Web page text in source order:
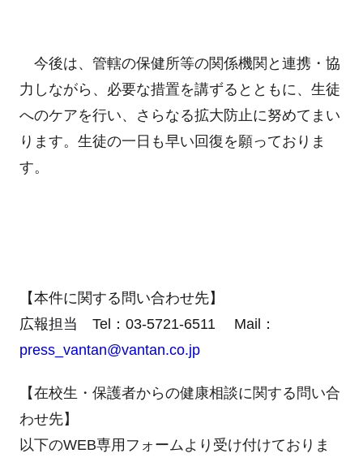
今後は、管轄の保健所等の関係機関と連携・協
力しながら、必要な措置を講ずるとともに、生徒
へのケアを行い、さらなる拡大防止に努めてまい
ります。生徒の一日も早い回復を願っておりま
す。
【本件に関する問い合わせ先】
広報担当 Tel：03-5721-6511 Mail：
press_vantan@vantan.co.jp
【在校生・保護者からの健康相談に関する問い合
わせ先】
以下のWEB専用フォームより受け付けておりま